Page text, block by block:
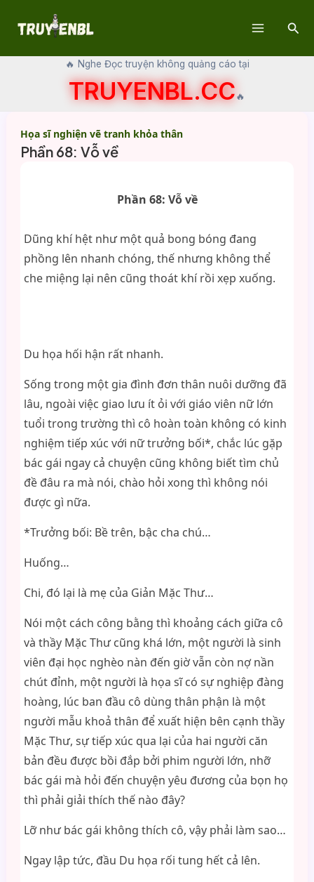
🔥 Nghe Đọc truyện không quảng cáo tại
TRUYENBL.CC🔥
Họa sĩ nghiện vẽ tranh khỏa thân
Phần 68: Vỗ về
Phần 68: Vỗ về
Dũng khí hệt như một quả bong bóng đang
phồng lên nhanh chóng, thế nhưng không thể
che miệng lại nên cũng thoát khí rồi xẹp xuống.
Du họa hối hận rất nhanh.
Sống trong một gia đình đơn thân nuôi dưỡng đã
lâu, ngoài việc giao lưu ít ỏi với giáo viên nữ lớn
tuổi trong trường thì cô hoàn toàn không có kinh
nghiệm tiếp xúc với nữ trưởng bối*, chắc lúc gặp
bác gái ngay cả chuyện cũng không biết tìm chủ
đề đâu ra mà nói, chào hỏi xong thì không nói
được gì nữa.
*Trưởng bối: Bề trên, bậc cha chú…
Huống…
Chi, đó lại là mẹ của Giản Mặc Thư…
Nói một cách công bằng thì khoảng cách giữa cô
và thầy Mặc Thư cũng khá lớn, một người là sinh
viên đại học nghèo nàn đến giờ vẫn còn nợ nần
chút đỉnh, một người là họa sĩ có sự nghiệp đàng
hoàng, lúc ban đầu cô dùng thân phận là một
người mẫu khoả thân để xuất hiện bên cạnh thầy
Mặc Thư, sự tiếp xúc qua lại của hai người căn
bản đều được bồi đắp bởi phim người lớn, nhỡ
bác gái mà hỏi đến chuyện yêu đương của bọn họ
thì phải giải thích thế nào đây?
Lỡ như bác gái không thích cô, vậy phải làm sao…
Ngay lập tức, đầu Du họa rối tung hết cả lên.